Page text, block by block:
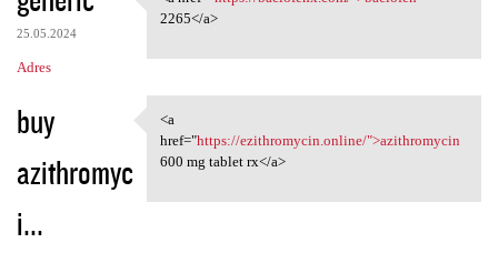
25.05.2024
Adres
<a href="https://baclofenx
2265</a>
buy
azithromyc
i...
<a href="https://ezithromycin
<a
href="https://ezithromycin.online/">azithromycin
600 mg tablet rx</a>